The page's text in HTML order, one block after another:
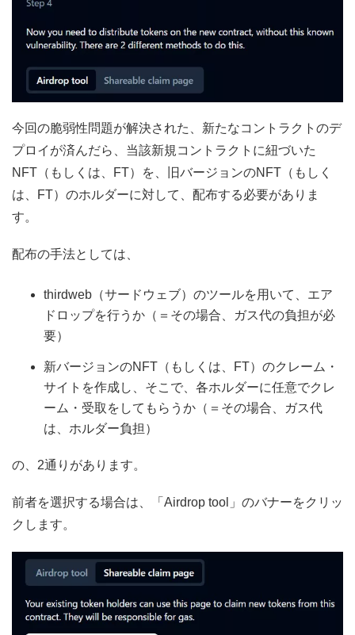
今回の脆弱性問題が解決された、新たなコントラクトのデ
プロイが済んだら、当該新規コントラクトに紐づいた
NFT（もしくは、FT）を、旧バージョンのNFT（もしく
は、FT）のホルダーに対して、配布する必要がありま
す。
配布の手法としては、
thirdweb（サードウェブ）のツールを用いて、エア
ドロップを行うか（＝その場合、ガス代の負担が必
要）
新バージョンのNFT（もしくは、FT）のクレーム・
サイトを作成し、そこで、各ホルダーに任意でクレ
ーム・受取をしてもらうか（＝その場合、ガス代
は、ホルダー負担）
の、2通りがあります。
前者を選択する場合は、「Airdrop tool」のバナーをクリッ
クします。